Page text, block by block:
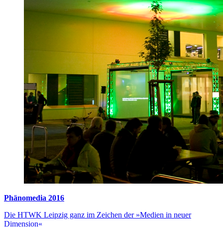
Phänomedia 2016
Die HTWK Leipzig ganz im Zeichen der »Medien in neuer
Dimension«